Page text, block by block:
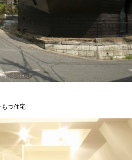
もつ住宅